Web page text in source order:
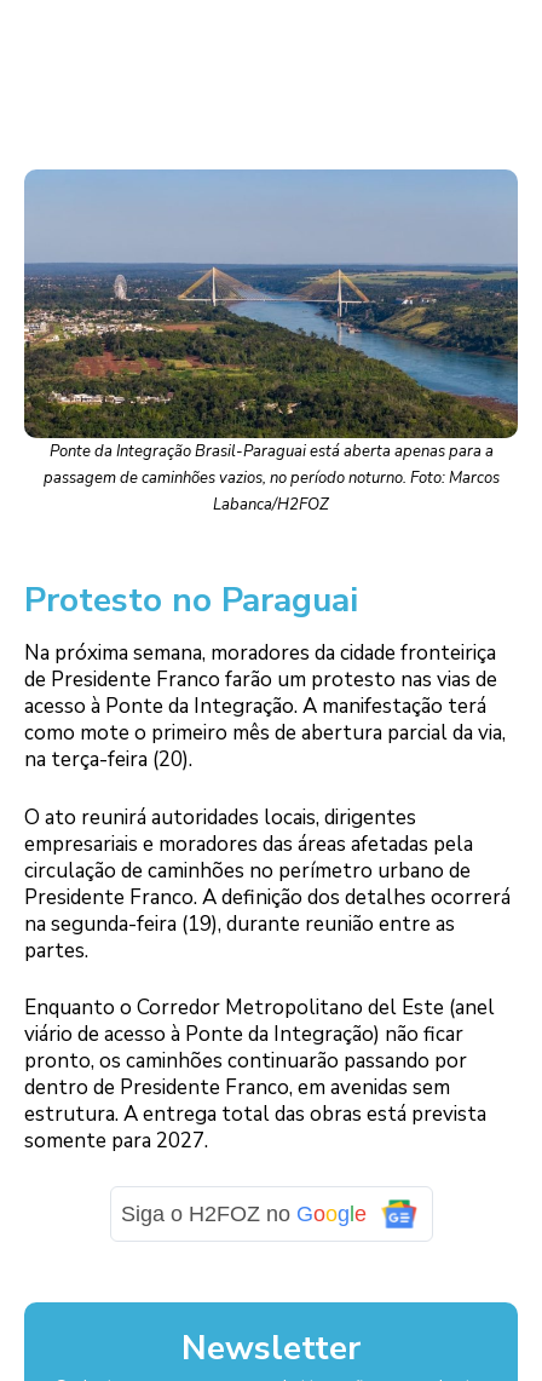
Ponte da Integração Brasil-Paraguai está aberta apenas para a
passagem de caminhões vazios, no período noturno. Foto: Marcos
Labanca/H2FOZ
Protesto no Paraguai
Na próxima semana, moradores da cidade fronteiriça
de Presidente Franco farão um protesto nas vias de
acesso à Ponte da Integração. A manifestação terá
como mote o primeiro mês de abertura parcial da via,
na terça-feira (20).
O ato reunirá autoridades locais, dirigentes
empresariais e moradores das áreas afetadas pela
circulação de caminhões no perímetro urbano de
Presidente Franco. A definição dos detalhes ocorrerá
na segunda-feira (19), durante reunião entre as
partes.
Enquanto o Corredor Metropolitano del Este (anel
viário de acesso à Ponte da Integração) não ficar
pronto, os caminhões continuarão passando por
dentro de Presidente Franco, em avenidas sem
estrutura. A entrega total das obras está prevista
somente para 2027.
Siga o H2FOZ no Google
Newsletter